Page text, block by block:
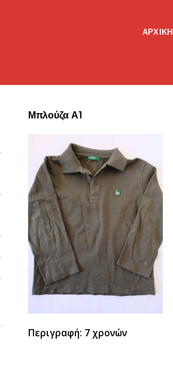
ΑΡΧΙΚΗ
Μπλούζα Α1
Περιγραφή: 7 χρονών